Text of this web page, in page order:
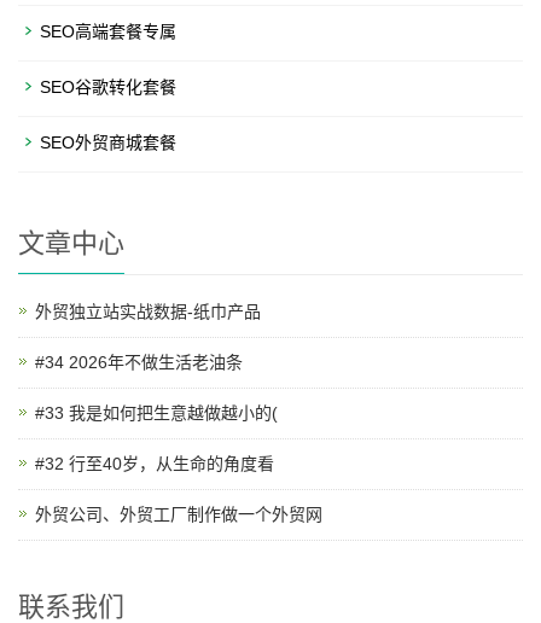
SEO高端套餐专属
SEO谷歌转化套餐
SEO外贸商城套餐
文章中心
外贸独立站实战数据-纸巾产品
#34 2026年不做生活老油条
#33 我是如何把生意越做越小的(
#32 行至40岁，从生命的角度看
外贸公司、外贸工厂制作做一个外贸网
联系我们